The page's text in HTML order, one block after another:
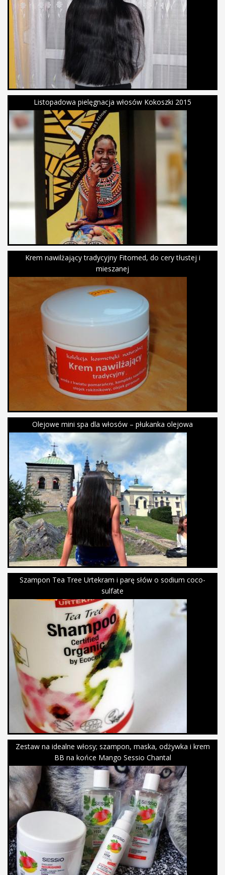
Listopadowa pielęgnacja włosów Kokoszki 2015
Krem nawilżający tradycyjny Fitomed, do cery tłustej i
mieszanej
Olejowe mini spa dla włosów – płukanka olejowa
Szampon Tea Tree Urtekram i parę słów o sodium coco-
sulfate
Zestaw na idealne włosy; szampon, maska, odżywka i krem
BB na końce Mango Sessio Chantal